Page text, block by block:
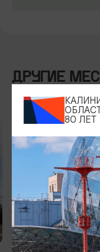
ДРУГИЕ
КИРХИ И ЦЕРКВИ
80 ЛЕТ